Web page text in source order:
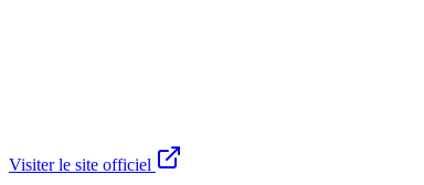
Visiter le site officiel